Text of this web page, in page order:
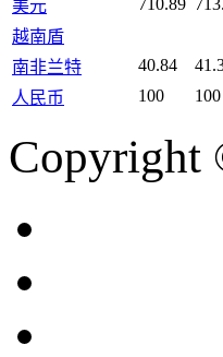
美元
710.89
越南盾
南非兰特
40.84
人民币
100 100
Copyright